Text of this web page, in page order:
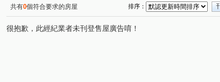
忠誠路二段(1) (1) 南興路(1) 德行東路(2)
三合街一段(1) 中庸一路(1) 至善路二段(1) 天玉街(1)
中山北路六段(1) 中山北路五段(1)
共有0個符合要求的房屋 排序：
很抱歉，此經紀業者未刊登售屋廣告唷！